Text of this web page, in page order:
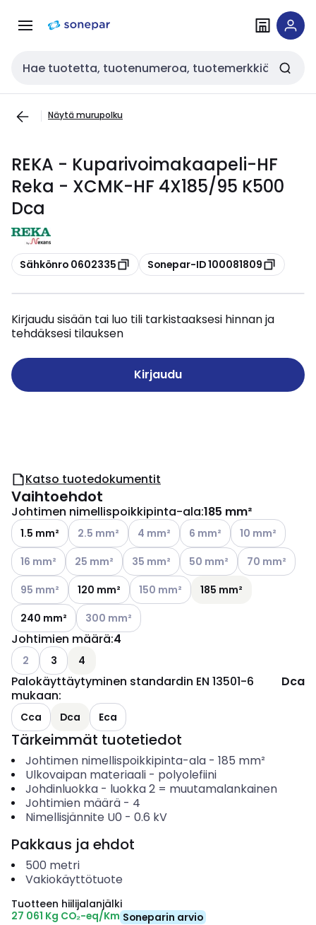
navigointiinsisältöön
Haku
Näytä murupolku
REKA - Kuparivoimakaapeli-HF
Reka - XCMK-HF 4X185/95 K500
Dca
Kopioi
Sähkönro 0602335 Kopioi
Sonepar-ID 100081809
Kirjaudu sisään tai luo tili tarkistaaksesi hinnan ja
tehdäksesi tilauksen
Kirjaudu
Katso tuotedokumentit
Vaihtoehdot
Johtimen nimellispoikkipinta-ala:185 mm²
1.5 mm² Katso käytettävissä olevat vaihtoehdot
2.5 mm² Katso käytettävissä olevat
4 mm² Katso käytettävissä olevat
6 mm² Katso
10 mm²
Katso käytettävissä olevat vaihtoehdot
16 mm² Katso käytettävissä olevat vaihtoehdot
25 mm² Katso käytettävissä olevat vaihtoehdot
35 mm² Katso käytettävissä olevat
50 mm² Katso
70 mm²
Katso käytettävissä olevat vaihtoehdot
95 mm² 120 mm² Katso käytettävissä olevat
150 mm²
185 mm²
240 mm²
Katso käytettävissä olevat vaihtoehdot
300 mm²
Johtimien määrä:4
Katso käytettävissä olevat vaihtoehdot
2 3 4
Palokäyttäytyminen standardin EN 13501-6
mukaan:
Dca
Cca Dca Eca
Tärkeimmät tuotetiedot
Johtimen nimellispoikkipinta-ala- 185 mm²
Ulkovaipan materiaali- polyolefiini
Johdinluokka- luokka 2 = muutamalankainen
Johtimien määrä- 4
Nimellisjännite U0 - 0.6 kV
Pakkaus ja ehdot
500 metri
Vakiokäyttötuote
Tuotteen hiilijalanjälki
27 061 Kg CO₂-eq/Km Soneparin arvio